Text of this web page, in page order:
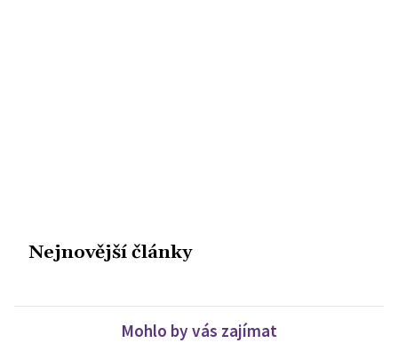
Nejnovější články
Mohlo by vás zajímat